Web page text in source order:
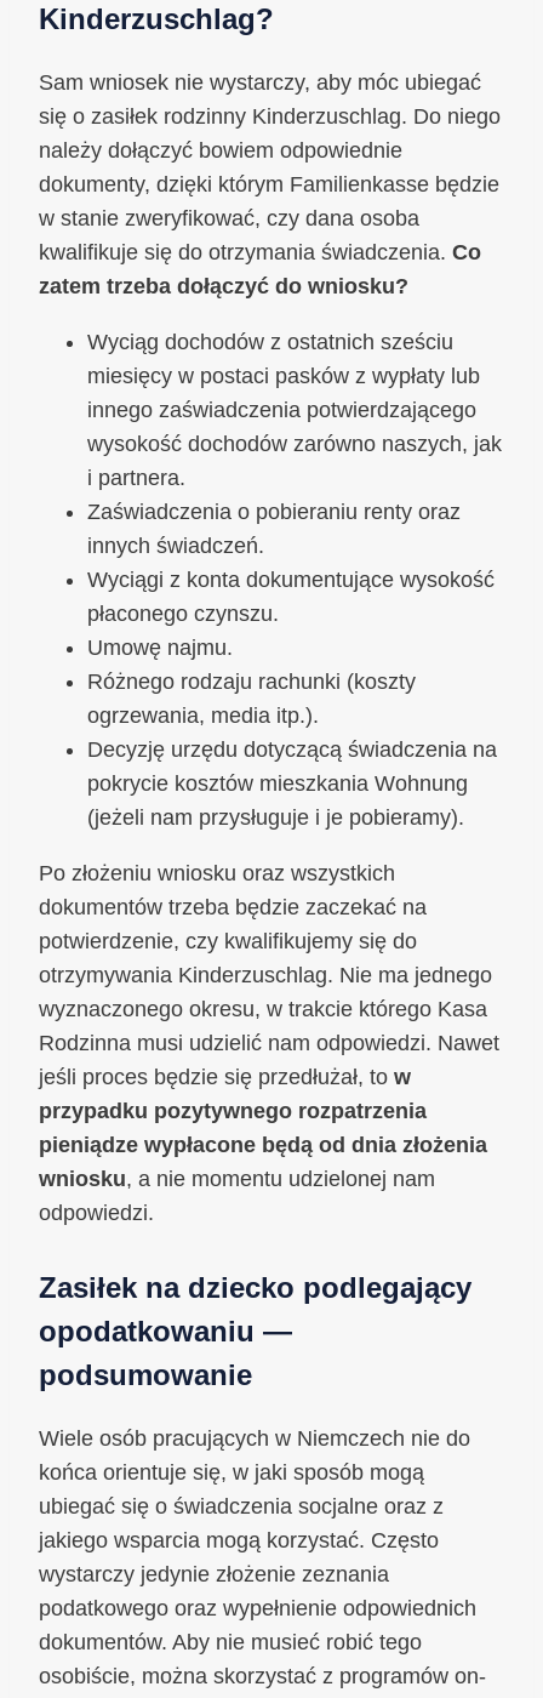
Kinderzuschlag?
Sam wniosek nie wystarczy, aby móc ubiegać
się o zasiłek rodzinny Kinderzuschlag. Do niego
należy dołączyć bowiem odpowiednie
dokumenty, dzięki którym Familienkasse będzie
w stanie zweryfikować, czy dana osoba
kwalifikuje się do otrzymania świadczenia. Co
zatem trzeba dołączyć do wniosku?
Wyciąg dochodów z ostatnich sześciu
miesięcy w postaci pasków z wypłaty lub
innego zaświadczenia potwierdzającego
wysokość dochodów zarówno naszych, jak
i partnera.
Zaświadczenia o pobieraniu renty oraz
innych świadczeń.
Wyciągi z konta dokumentujące wysokość
płaconego czynszu.
Umowę najmu.
Różnego rodzaju rachunki (koszty
ogrzewania, media itp.).
Decyzję urzędu dotyczącą świadczenia na
pokrycie kosztów mieszkania Wohnung
(jeżeli nam przysługuje i je pobieramy).
Po złożeniu wniosku oraz wszystkich
dokumentów trzeba będzie zaczekać na
potwierdzenie, czy kwalifikujemy się do
otrzymywania Kinderzuschlag. Nie ma jednego
wyznaczonego okresu, w trakcie którego Kasa
Rodzinna musi udzielić nam odpowiedzi. Nawet
jeśli proces będzie się przedłużał, to w
przypadku pozytywnego rozpatrzenia
pieniądze wypłacone będą od dnia złożenia
wniosku, a nie momentu udzielonej nam
odpowiedzi.
Zasiłek na dziecko podlegający
opodatkowaniu —
podsumowanie
Wiele osób pracujących w Niemczech nie do
końca orientuje się, w jaki sposób mogą
ubiegać się o świadczenia socjalne oraz z
jakiego wsparcia mogą korzystać. Często
wystarczy jedynie złożenie zeznania
podatkowego oraz wypełnienie odpowiednich
dokumentów. Aby nie musieć robić tego
osobiście, można skorzystać z programów on-